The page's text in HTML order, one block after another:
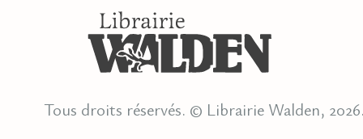
Tous droits réservés. © Librairie Walden,